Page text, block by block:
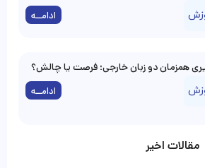
مقالات اخیر
ادامــه
همزمان دو زبان خارجی؛ فرصت یا چالش؟
ادامــه